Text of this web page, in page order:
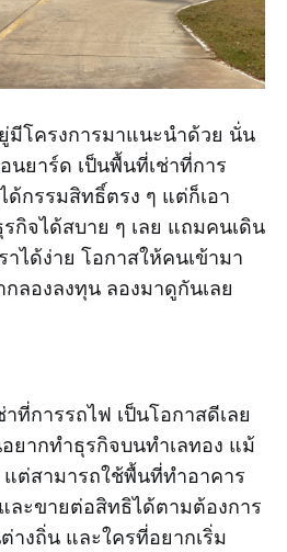
มีโครงการมาแนะนำด้วย นั่น
นยาร์ด เป็นพื้นที่เช่าที่การ
ด้กรรมสิทธิ์ตรง ๆ แต่ก็เอา
กิจได้สบาย ๆ เลย แถมคนเดิน
าได้ง่าย โอกาสให้คนเข้ามา
ลองลงทุน ลองมาดูกันเลย
ที่การรถไฟ เป็นโอกาสดีเลย
ยากทำธุรกิจบนทำเลทอง แม้
ต่สามารถใช้พื้นที่ทำอาคาร
ละขายต่อสิทธิได้ตามต้องการ
างถิ่น และใครที่อยากเริ่ม